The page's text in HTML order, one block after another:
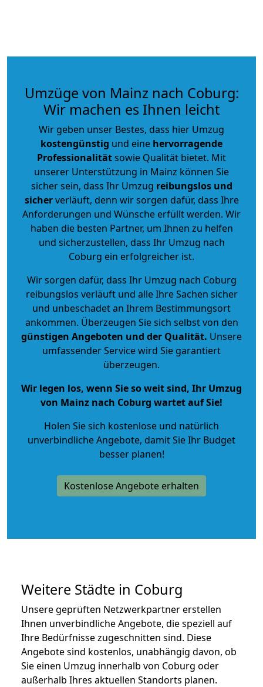
Umzüge von Mainz nach Coburg:
Wir machen es Ihnen leicht
Wir geben unser Bestes, dass hier Umzug
kostengünstig und eine hervorragende
Professionalitätsowie Qualität bietet. Mit
unserer Unterstützung in Mainz können Sie
sicher sein, dass Ihr Umzug reibungslos und
sicherverläuft, denn wir sorgen dafür, dass Ihre
Anforderungen und Wünsche erfüllt werden. Wir
haben die besten Partner, um Ihnen zu helfen
und sicherzustellen, dass Ihr Umzug nach
Coburg ein erfolgreicher ist.
Wir sorgen dafür, dass Ihr Umzug nach Coburg
reibungslos verläuft und alle Ihre Sachen sicher
und unbeschadet an Ihrem Bestimmungsort
ankommen. Überzeugen Sie sich selbst von den
günstigen Angeboten und der Qualität. Unsere
umfassender Service wird Sie garantiert
überzeugen.
Wir legen los, wenn Sie so weit sind, Ihr Umzug
von Mainz nach Coburg wartet auf Sie!
Holen Sie sich kostenlose und natürlich
unverbindliche Angebote, damit Sie Ihr Budget
besser planen!
Kostenlose Angebote erhalten
Weitere Städte in Coburg
Unsere geprüften Netzwerkpartner erstellen
Ihnen unverbindliche Angebote, die speziell auf
Ihre Bedürfnisse zugeschnitten sind. Diese
Angebote sind kostenlos, unabhängig davon, ob
Sie einen Umzug innerhalb von Coburg oder
außerhalb Ihres aktuellen Standorts planen.